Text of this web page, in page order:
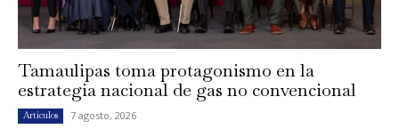
Tamaulipas toma protagonismo en la
estrategia nacional de gas no convencional
Artículos 7 agosto, 2026